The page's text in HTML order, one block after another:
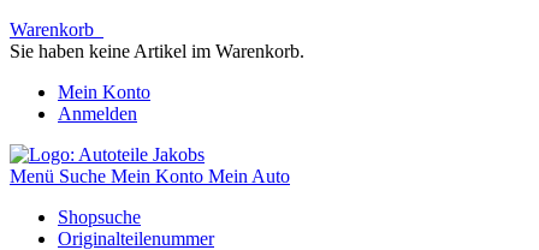
Warenkorb
Sie haben keine Artikel im Warenkorb.
Mein Konto
Anmelden
Menü Suche Mein Konto Mein Auto
Shopsuche
Originalteilenummer